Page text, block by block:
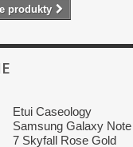
produkty
Etui Caseology
Samsung Galaxy Note
7 Skyfall Rose Gold